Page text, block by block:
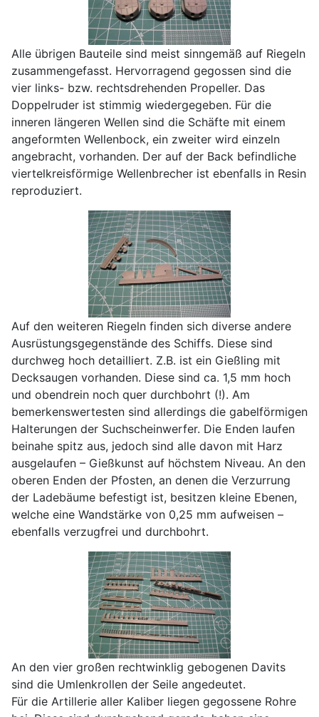
Alle übrigen Bauteile sind meist sinngemäß auf Riegeln
zusammengefasst. Hervorragend gegossen sind die
vier links- bzw. rechtsdrehenden Propeller. Das
Doppelruder ist stimmig wiedergegeben. Für die
inneren längeren Wellen sind die Schäfte mit einem
angeformten Wellenbock, ein zweiter wird einzeln
angebracht, vorhanden. Der auf der Back befindliche
viertelkreisförmige Wellenbrecher ist ebenfalls in Resin
reproduziert.
Auf den weiteren Riegeln finden sich diverse andere
Ausrüstungsgegenstände des Schiffs. Diese sind
durchweg hoch detailliert. Z.B. ist ein Gießling mit
Decksaugen vorhanden. Diese sind ca. 1,5 mm hoch
und obendrein noch quer durchbohrt (!). Am
bemerkenswertesten sind allerdings die gabelförmigen
Halterungen der Suchscheinwerfer. Die Enden laufen
beinahe spitz aus, jedoch sind alle davon mit Harz
ausgelaufen – Gießkunst auf höchstem Niveau. An den
oberen Enden der Pfosten, an denen die Verzurrung
der Ladebäume befestigt ist, besitzen kleine Ebenen,
welche eine Wandstärke von 0,25 mm aufweisen –
ebenfalls verzugfrei und durchbohrt.
An den vier großen rechtwinklig gebogenen Davits
sind die Umlenkrollen der Seile angedeutet.
Für die Artillerie aller Kaliber liegen gegossene Rohre